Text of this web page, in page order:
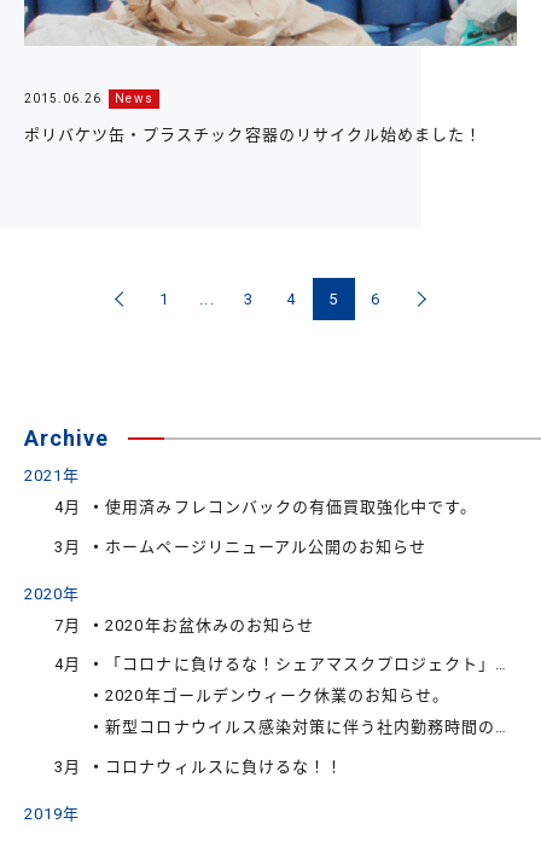
2015.06.26 News
ポリバケツ缶・プラスチック容器のリサイクル始めました！
1 ... 3 4 5 6
Archive
2021年
4月
使用済みフレコンバックの有価買取強化中です。
3月 ホームページリニューアル公開のお知らせ
2020年
7月
2020年お盆休みのお知らせ
4月
「コロナに負けるな！シェアマスクプロジェクト」に関するお知らせ
2020年ゴールデンウィーク休業のお知らせ。
新型コロナウイルス感染対策に伴う社内勤務時間の変更について
3月 コロナウィルスに負けるな！！
2019年